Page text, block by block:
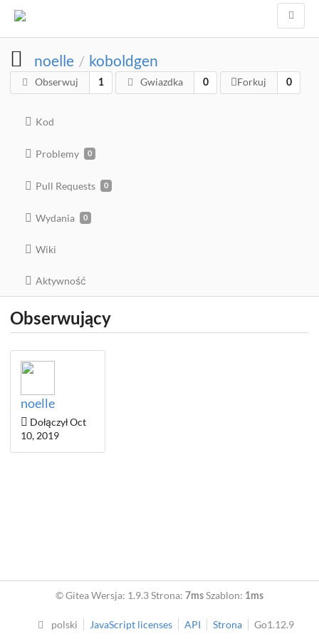
noelle / koboldgen
Obserwuj 1 Gwiazdka 0 Forkuj 0
Kod
Problemy 0
Pull Requests 0
Wydania 0
Wiki
Aktywność
Obserwujący
noelle
Dołączył Oct
10, 2019
© Gitea Wersja: 1.9.3 Strona: 7ms Szablon: 1ms
polski JavaScript licenses API Strona Go1.12.9